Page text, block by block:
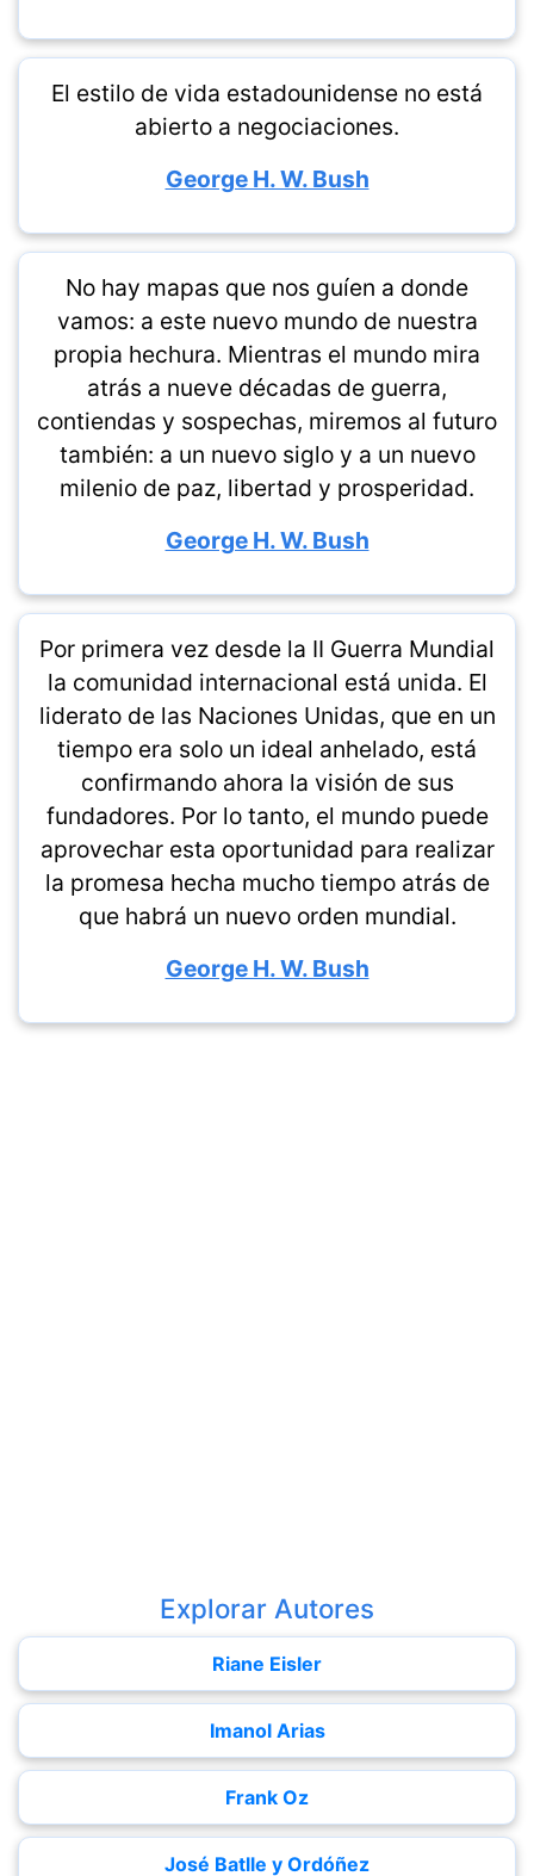
El estilo de vida estadounidense no está
abierto a negociaciones.
George H. W. Bush
No hay mapas que nos guíen a donde
vamos: a este nuevo mundo de nuestra
propia hechura. Mientras el mundo mira
atrás a nueve décadas de guerra,
contiendas y sospechas, miremos al futuro
también: a un nuevo siglo y a un nuevo
milenio de paz, libertad y prosperidad.
George H. W. Bush
Por primera vez desde la II Guerra Mundial
la comunidad internacional está unida. El
liderato de las Naciones Unidas, que en un
tiempo era solo un ideal anhelado, está
confirmando ahora la visión de sus
fundadores. Por lo tanto, el mundo puede
aprovechar esta oportunidad para realizar
la promesa hecha mucho tiempo atrás de
que habrá un nuevo orden mundial.
George H. W. Bush
Explorar Autores
Riane Eisler
Imanol Arias
Frank Oz
José Batlle y Ordóñez